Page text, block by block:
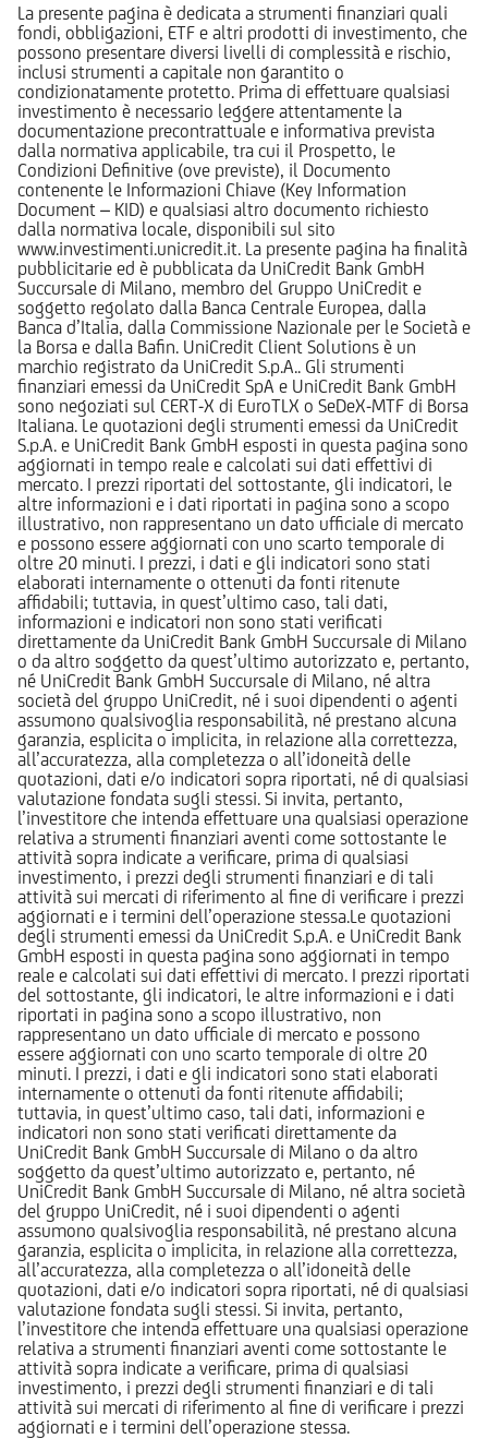
La presente pagina è dedicata a strumenti finanziari quali
fondi, obbligazioni, ETF e altri prodotti di investimento, che
possono presentare diversi livelli di complessità e rischio,
inclusi strumenti a capitale non garantito o
condizionatamente protetto. Prima di effettuare qualsiasi
investimento è necessario leggere attentamente la
documentazione precontrattuale e informativa prevista
dalla normativa applicabile, tra cui il Prospetto, le
Condizioni Definitive (ove previste), il Documento
contenente le Informazioni Chiave (Key Information
Document – KID) e qualsiasi altro documento richiesto
dalla normativa locale, disponibili sul sito
www.investimenti.unicredit.it. La presente pagina ha finalità
pubblicitarie ed è pubblicata da UniCredit Bank GmbH
Succursale di Milano, membro del Gruppo UniCredit e
soggetto regolato dalla Banca Centrale Europea, dalla
Banca d’Italia, dalla Commissione Nazionale per le Società e
la Borsa e dalla Bafin. UniCredit Client Solutions è un
marchio registrato da UniCredit S.p.A.. Gli strumenti
finanziari emessi da UniCredit SpA e UniCredit Bank GmbH
sono negoziati sul CERT-X di EuroTLX o SeDeX-MTF di Borsa
Italiana. Le quotazioni degli strumenti emessi da UniCredit
S.p.A. e UniCredit Bank GmbH esposti in questa pagina sono
aggiornati in tempo reale e calcolati sui dati effettivi di
mercato. I prezzi riportati del sottostante, gli indicatori, le
altre informazioni e i dati riportati in pagina sono a scopo
illustrativo, non rappresentano un dato ufficiale di mercato
e possono essere aggiornati con uno scarto temporale di
oltre 20 minuti. I prezzi, i dati e gli indicatori sono stati
elaborati internamente o ottenuti da fonti ritenute
affidabili; tuttavia, in quest’ultimo caso, tali dati,
informazioni e indicatori non sono stati verificati
direttamente da UniCredit Bank GmbH Succursale di Milano
o da altro soggetto da quest’ultimo autorizzato e, pertanto,
né UniCredit Bank GmbH Succursale di Milano, né altra
società del gruppo UniCredit, né i suoi dipendenti o agenti
assumono qualsivoglia responsabilità, né prestano alcuna
garanzia, esplicita o implicita, in relazione alla correttezza,
all’accuratezza, alla completezza o all’idoneità delle
quotazioni, dati e/o indicatori sopra riportati, né di qualsiasi
valutazione fondata sugli stessi. Si invita, pertanto,
l’investitore che intenda effettuare una qualsiasi operazione
relativa a strumenti finanziari aventi come sottostante le
attività sopra indicate a verificare, prima di qualsiasi
investimento, i prezzi degli strumenti finanziari e di tali
attività sui mercati di riferimento al fine di verificare i prezzi
aggiornati e i termini dell’operazione stessa.Le quotazioni
degli strumenti emessi da UniCredit S.p.A. e UniCredit Bank
GmbH esposti in questa pagina sono aggiornati in tempo
reale e calcolati sui dati effettivi di mercato. I prezzi riportati
del sottostante, gli indicatori, le altre informazioni e i dati
riportati in pagina sono a scopo illustrativo, non
rappresentano un dato ufficiale di mercato e possono
essere aggiornati con uno scarto temporale di oltre 20
minuti. I prezzi, i dati e gli indicatori sono stati elaborati
internamente o ottenuti da fonti ritenute affidabili;
tuttavia, in quest’ultimo caso, tali dati, informazioni e
indicatori non sono stati verificati direttamente da
UniCredit Bank GmbH Succursale di Milano o da altro
soggetto da quest’ultimo autorizzato e, pertanto, né
UniCredit Bank GmbH Succursale di Milano, né altra società
del gruppo UniCredit, né i suoi dipendenti o agenti
assumono qualsivoglia responsabilità, né prestano alcuna
garanzia, esplicita o implicita, in relazione alla correttezza,
all’accuratezza, alla completezza o all’idoneità delle
quotazioni, dati e/o indicatori sopra riportati, né di qualsiasi
valutazione fondata sugli stessi. Si invita, pertanto,
l’investitore che intenda effettuare una qualsiasi operazione
relativa a strumenti finanziari aventi come sottostante le
attività sopra indicate a verificare, prima di qualsiasi
investimento, i prezzi degli strumenti finanziari e di tali
attività sui mercati di riferimento al fine di verificare i prezzi
aggiornati e i termini dell’operazione stessa.